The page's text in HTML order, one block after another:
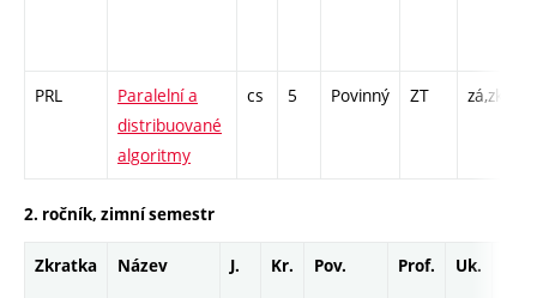
PRL
Paralelní a
distribuované
algoritmy
cs 5 Povinný ZT zá,zk
2. ročník, zimní semestr
Zkratka Název J. Kr. Pov. Prof. Uk.